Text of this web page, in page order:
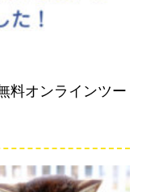
料オンラインツー